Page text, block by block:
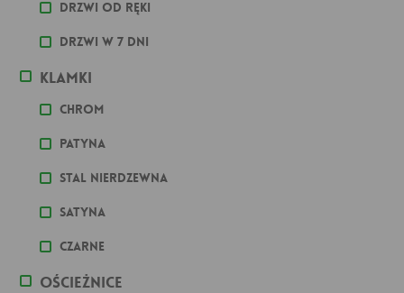
Drzwi od ręki
Drzwi w 7 dni
Klamki
Chrom
Patyna
stal nierdzewna
Satyna
Czarne
Ościeżnice